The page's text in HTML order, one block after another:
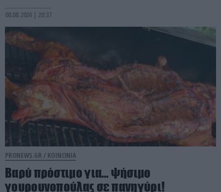
08.08.2026 | 20:37
PRONEWS.GR / ΚΟΙΝΩΝΙΑ
Βαρύ πρόστιμο για… ψήσιμο
γουρουνοπούλας σε πανηγύρι!